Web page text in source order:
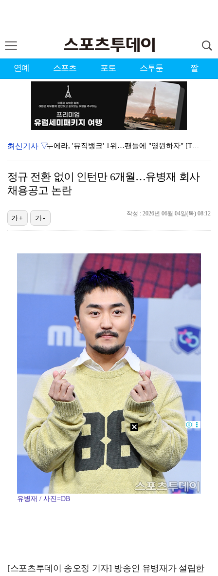
연예 스포츠 포토 스투툰 짤
누에라, '뮤직뱅크' 1위…팬들에 "영원하자" [TV캡…
대한축구협회의 '심판 성접대'…최악의 경우 런던 올림픽…
진세연, 전속계약 종료…FA 시장 나왔다 [공식]
대놓고 '심판 마사지'로 결재 받기도…최종 결재권자는 …
외신까지 퍼지고 있는 축구협회 성접대 논란…2002 한…
'오징어 게임' 미국판 스핀오프, 제작 무산설 "넷플릭…
[ST포토] 정지효, 반가운 손인사
최신기사 ▽
정규 전환 없이 인턴만 6개월…유병재 회사
채용공고 논란
작성 : 2026년 06월 04일(목) 08:12
가+ 가-
유병재 / 사진=DB
[스포츠투데이 송오정 기자] 방송인 유병재가 설립한